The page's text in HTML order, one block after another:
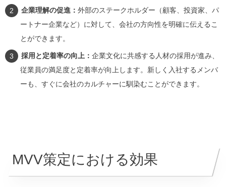
企業理解の促進： 外部のステークホルダー（顧客、投資家、パ
ートナー企業など）に対して、会社の方向性を明確に伝えるこ
とができます。
採用と定着率の向上： 企業文化に共感する人材の採用が進み、
従業員の満足度と定着率が向上します。新しく入社するメンバ
ーも、すぐに会社のカルチャーに馴染むことができます。
MVV策定における効果